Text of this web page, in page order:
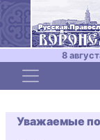
8
Toggle
Уважаемые